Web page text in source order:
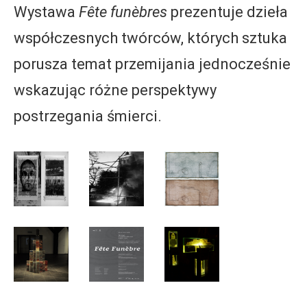
Wystawa Fête funèbres prezentuje dzieła
współczesnych twórców, których sztuka
porusza temat przemijania jednocześnie
wskazując różne perspektywy
postrzegania śmierci.